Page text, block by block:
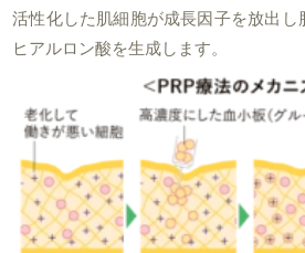
活性化した肌細胞が成長因子を放出
ヒアルロン酸を生成します。